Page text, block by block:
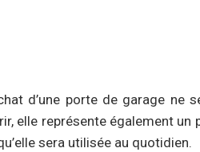
d’une porte de garage
elle représente également un
sera utilisée au quotidien.